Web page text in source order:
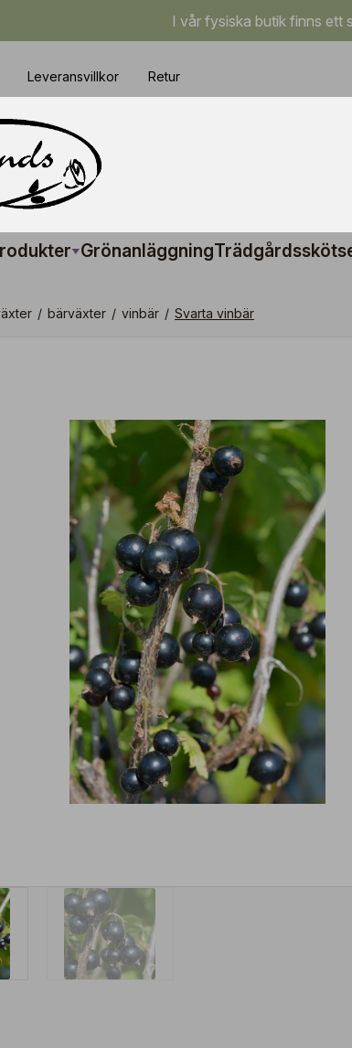
I vår fysiska butik finns ett
Leveransvillkor Retur
Grönanläggning
/ bärväxter / vinbär / Svarta vinbär